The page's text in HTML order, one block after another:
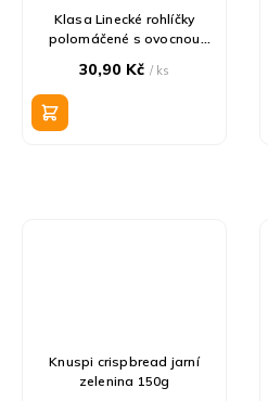
Klasa Linecké rohlíčky
polomáčené s ovocnou
30,90 Kč/ ks
Knuspi crispbread jarní
zelenina 150g